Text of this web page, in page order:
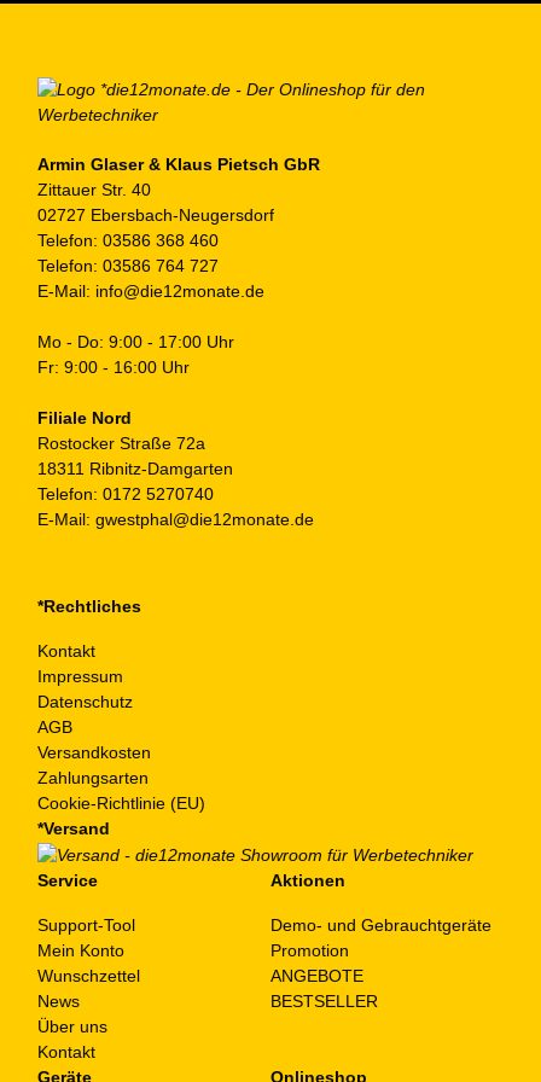
Armin Glaser & Klaus Pietsch GbR
Zittauer Str. 40
02727 Ebersbach-Neugersdorf
Telefon: 03586 368 460
Telefon: 03586 764 727
E-Mail: info@die12monate.de
Mo - Do: 9:00 - 17:00 Uhr
Fr: 9:00 - 16:00 Uhr
Filiale Nord
Rostocker Straße 72a
18311 Ribnitz-Damgarten
Telefon: 0172 5270740
E-Mail: gwestphal@die12monate.de
*Rechtliches
Kontakt
Impressum
Datenschutz
AGB
Versandkosten
Zahlungsarten
Cookie-Richtlinie (EU)
*Versand
Service
Support-Tool
Mein Konto
Wunschzettel
News
Über uns
Kontakt
Aktionen
Demo- und Gebrauchtgeräte
Promotion
ANGEBOTE
BESTSELLER
Geräte Onlineshop